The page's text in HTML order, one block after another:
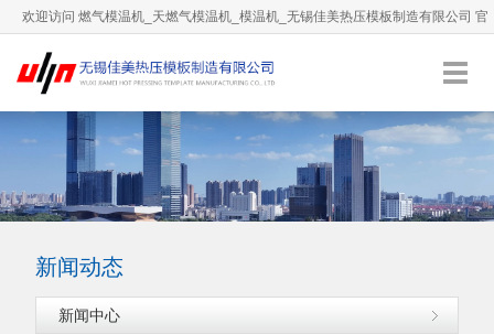
欢迎访问 燃气模温机_天燃气模温机_模温机_无锡佳美热压模板制造有限公司 官
方网站！
服务热线：0510-66892036 加入收藏
新闻动态
新闻中心